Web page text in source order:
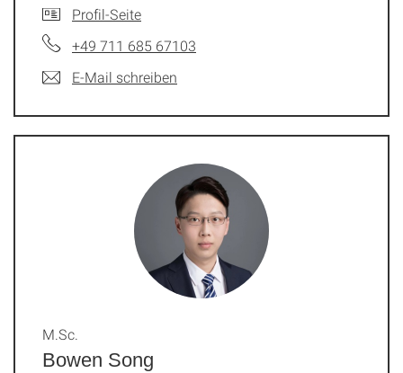
Profil-Seite
+49 711 685 67103
E-Mail schreiben
Bowen Song
M.Sc.